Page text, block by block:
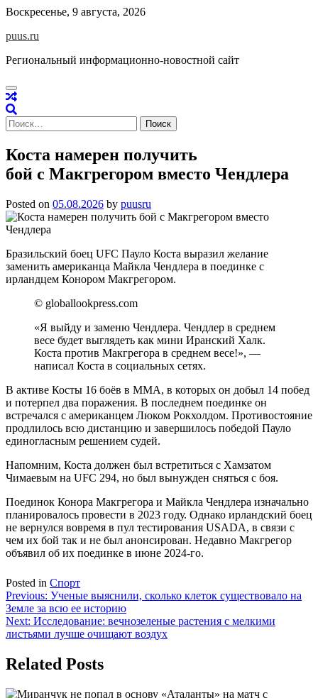
Skip
content
Воскресенье, 9 августа, 2026
puus.ru
Региональный информационно-новостной сайт
Найти:
Коста намерен получить
бой с Макгрегором вместо Чендлера
Posted on 05.08.2026 by puusru
Бразильский боец UFC Пауло Коста выразил желание
заменить американца Майкла Чендлера в поединке с
ирландцем Конором Макгрегором.
© globallookpress.com
«Я выйду и заменю Чендлера. Чендлер в среднем
весе будет выглядеть как мини Иранский Халк.
Коста против Макгрегора в среднем весе!», —
написал Коста в социальных сетях.
В активе Косты 16 боёв в ММА, в которых он добыл 14 побед
и потерпел два поражения. В последнем поединке он
встречался с американцем Люком Рокхолдом. Противостояние
продлилось всю дистанцию и завершилось победой Пауло
единогласным решением судей.
Напомним, Коста должен был встретиться с Хамзатом
Чимаевым на UFC 294, но был вынужден сняться с боя.
Поединок Конора Макгрегора и Майкла Чендлера изначально
планировалось провести в 2023 году. Однако ирландский боец
не вернулся вовремя в пул тестирования USADA, в связи с
чем их бой так и не был анонсирован. Недавно Макгрегор
объявил об их поединке в июне 2024-го.
Posted in Спорт
Навигация
по
записям
Previous: Ученые выяснили, сколько клеток существовало на
Земле за всю ее историю
Next: Исследование: вечнозеленые растения с мелкими
листьями лучше очищают воздух
Related Posts